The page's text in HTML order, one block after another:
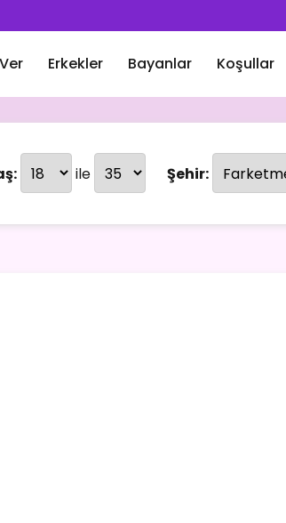
Erkekler Bayanlar Koşullar
ile Şehir: